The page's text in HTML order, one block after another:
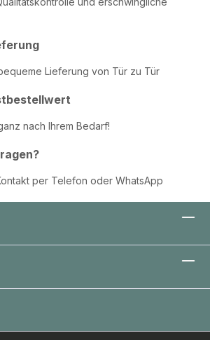
Lieferung von Tür zu Tür
nach Ihrem Bedarf!
per Telefon oder WhatsApp